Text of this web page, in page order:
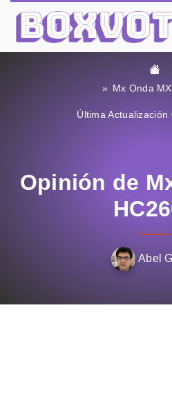
Mx Onda
Última Actualización
Opinión de
Abel